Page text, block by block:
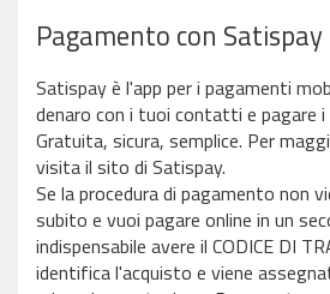
Pagamento con Satispay
Satispay è l'app per i pagamenti
denaro con i tuoi contatti e pagare
Gratuita, sicura, semplice. Per
visita il sito di Satispay.
Se la procedura di pagamento non
subito e vuoi pagare online in un
indispensabile avere il CODICE DI
identifica l'acquisto e viene